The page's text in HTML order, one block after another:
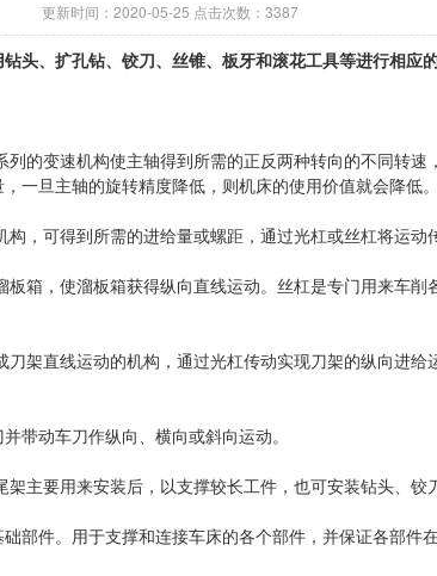
更新时间：2020-05-25 点击次数：3387
头、扩孔钻、铰刀、丝锥、板牙和滚花工具等进行相应
变速机构使主轴得到所需的正反两种转向的不同转速
一旦主轴的旋转精度降低，则机床的使用价值就会降低
可得到所需的进给量或螺距，通过光杠或丝杠将运动
，使溜板箱获得纵向直线运动。丝杠是专门用来车削
直线运动的机构，通过光杠传动实现刀架的纵向进给
动车刀作纵向、横向或斜向运动。
要用来安装后，以支撑较长工件，也可安装钻头、铰
件。用于支撑和连接车床的各个部件，并保证各部件